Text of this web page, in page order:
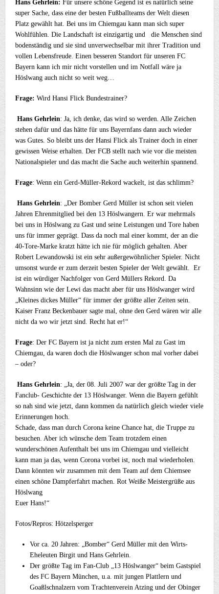
Hans Gehrlein:Für unsere schöne Gegend ist es natürlich seine
super Sache, dass eine der besten Fußballteams der Welt diesen
Platz gewählt hat. Bei uns im Chiemgau kann man sich super
Wohlfühlen. Die Landschaft ist einzigartig und die Menschen sind
bodenständig und sie sind unverwechselbar mit ihrer Tradition und
vollen Lebensfreude. Einen besseren Standort für unseren FC
Bayern kann ich mir nicht vorstellen und im Notfall wäre ja
Höslwang auch nicht so weit weg…
Frage:Wird Hansi Flick Bundestrainer?
Hans Gehrlein: Ja, ich denke, das wird so werden. Alle Zeichen
stehen dafür und das hätte für uns Bayernfans dann auch wieder
was Gutes. So bleibt uns der Hansi Flick als Trainer doch in einer
gewissen Weise erhalten. Der FCB stellt nach wie vor die meisten
Nationalspieler und das macht die Sache auch weiterhin spannend.
Frage: Wenn ein Gerd-Müller-Rekord wackelt, ist das schlimm?
Hans Gehrlein: „Der Bomber Gerd Müller ist schon seit vielen
Jahren Ehrenmitglied bei den 13 Höslwangern. Er war mehrmals
bei uns in Höslwang zu Gast und seine Leistungen und Tore haben
uns für immer geprägt. Dass da noch mal einer kommt, der an die
40-Tore-Marke kratzt hätte ich nie für möglich gehalten. Aber
Robert Lewandowski ist ein sehr außergewöhnlicher Spieler. Nicht
umsonst wurde er zum derzeit besten Spieler der Welt gewählt. Er
ist ein würdiger Nachfolger von Gerd Müllers Rekord. Da
Wahnsinn wie der Lewi das macht aber für uns Höslwanger wird
„Kleines dickes Müller“ für immer der größte aller Zeiten sein.
Kaiser Franz Beckenbauer sagte mal, ohne den Gerd wären wir alle
nicht da wo wir jetzt sind. Recht hat er!“
Frage: Der FC Bayern ist ja nicht zum ersten Mal zu Gast im
Chiemgau, da waren doch die Höslwanger schon mal vorher dabei
– oder?
Hans Gehrlein: „Ja, der 08. Juli 2007 war der größte Tag in der
Fanclub- Geschichte der 13 Höslwanger. Wenn die Bayern gefühlt
so nah sind wie jetzt, dann kommen da natürlich gleich wieder viele
Erinnerungen hoch.
Schade, dass man durch Corona keine Chance hat, die Truppe zu
besuchen. Aber ich wünsche dem Team trotzdem einen
wunderschönen Aufenthalt bei uns im Chiemgau und vielleicht
kann man ja das, wenn Corona vorbei ist, noch mal wiederholen.
Dann könnten wir zusammen mit dem Team auf dem Chiemsee
einen schöne Dampferfahrt machen. Rot Weiße Meistergrüße aus
Höslwang
Euer Hans!“
Fotos/Repros: Hötzelsperger
Vor ca. 20 Jahren: „Bomber“ Gerd Müller mit den Wirts-
Eheleuten Birgit und Hans Gehrlein.
Der größte Tag im Fan-Club „13 Höslwanger“ beim Gastspiel
des FC Bayern München, u.a. mit jungen Plattlern und
Goaßlschnalzern vom Trachtenverein Atzing und der Obinger